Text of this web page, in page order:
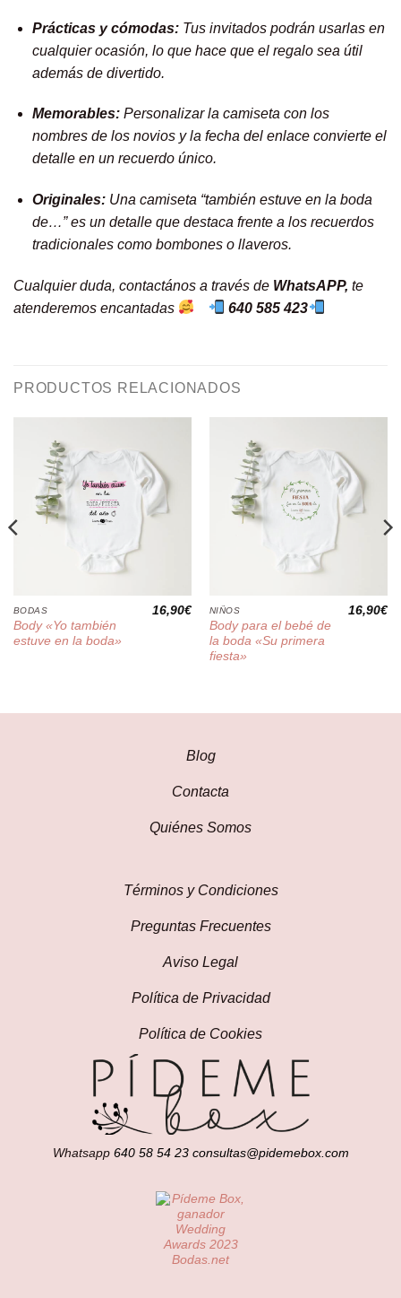
Prácticas y cómodas:Tus invitados podrán usarlas en
cualquier ocasión, lo que hace que el regalo sea útil
además de divertido.
Memorables:Personalizar la camiseta con los
nombres de los novios y la fecha del enlace convierte el
detalle en un recuerdo único.
Originales:Una camiseta “también estuve en la boda
de…” es un detalle que destaca frente a los recuerdos
tradicionales como bombones o llaveros.
Cualquier duda, contactános a través de WhatsAPP, te
atenderemos encantadas
640 585 423
PRODUCTOS RELACIONADOS
BODAS
Body «Yo también
estuve en la boda»
16,90€ NIÑOS
Body para el bebé de
la boda «Su primera
fiesta»
16,90€
Términos y Condiciones
Preguntas Frecuentes
Aviso Legal
Política de Privacidad
Política de Cookies
Blog
Contacta
Quiénes Somos
Whatsapp 640 58 54 23 consultas@pidemebox.com